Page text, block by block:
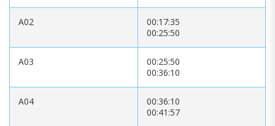
A02
00:17:35
00:25:50
A03
00:25:50
00:36:10
A04
00:36:10
00:41:57